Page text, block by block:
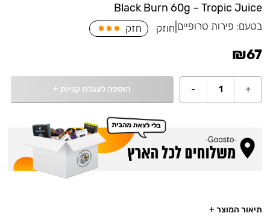
Black Burn 60g – Tropic Juice
בטעם: פירות טרופיים חוזק חזק
₪67
+
1
- הוספה לעגלת קניות +
תיאור המוצר +